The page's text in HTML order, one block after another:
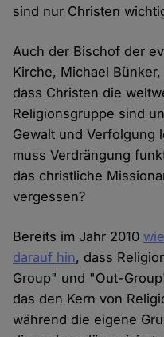
sind nur Christen
Auch der Bischof der
Kirche, Michael Bünker,
dass Christen die
Religionsgruppe sind
Gewalt und Verfolgung
muss Verdrängung
das christliche
vergessen?
Bereits im Jahr 2010
darauf hin, dass
Group" und "Out-
das den Kern von
während die eigene